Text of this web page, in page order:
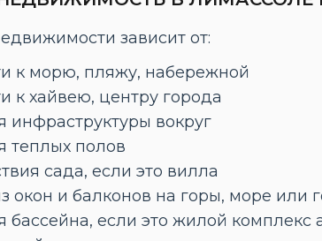
зависит от:
к морю, пляжу, набережной
к хайвею, центру города
инфраструктуры вокруг
теплых полов
сада, если это вилла
окон и балконов на горы, море или
бассейна, если это жилой комплекс